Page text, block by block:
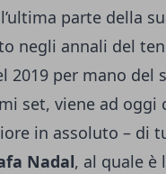
parte della
negli annali del
2019 per mano del
set, viene ad oggi
in assoluto – di
Nadal, al quale è